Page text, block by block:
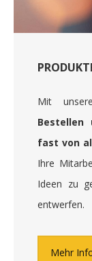
Mit
Bestellen
fast von
Ihre
Ideen zu
entwerfen.
Mehr